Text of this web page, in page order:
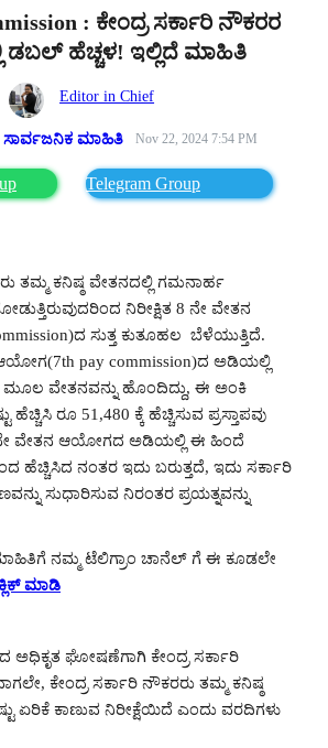
: ಕೇಂದ್ರ ಸರ್ಕಾರಿ ನೌಕರರ
ಡಬಲ್ ಹೆಚ್ಚಳ! ಇಲ್ಲಿದೆ ಮಾಹಿತಿ
Editor in Chief
ಸಾರ್ವಜನಿಕ ಮಾಹಿತಿ Nov 22, 2024 7:54 PM
Telegram Group
ತಮ್ಮ ಕನಿಷ್ಠ ವೇತನದಲ್ಲಿ ಗಮನಾರ್ಹ
ನಿರೀಕ್ಷಿತ 8 ನೇ ವೇತನ
ಸುತ್ತ ಕುತೂಹಲ ಬೆಳೆಯುತ್ತಿದೆ.
ಆಯೋಗ(7th pay commission)ದ ಅಡಿಯಲ್ಲಿ
ಮೂಲ ವೇತನವನ್ನು ಹೊಂದಿದ್ದು, ಈ ಅಂಕಿ
ಹೆಚ್ಚಿಸಿ ರೂ 51,480 ಕ್ಕೆ ಹೆಚ್ಚಿಸುವ ಪ್ರಸ್ತಾಪವು
ವೇತನ ಆಯೋಗದ ಅಡಿಯಲ್ಲಿ ಈ ಹಿಂದೆ
ಹೆಚ್ಚಿಸಿದ ನಂತರ ಇದು ಬರುತ್ತದೆ, ಇದು ಸರ್ಕಾರಿ
ಸುಧಾರಿಸುವ ನಿರಂತರ ಪ್ರಯತ್ನವನ್ನು
ನಮ್ಮ ಟೆಲಿಗ್ರಾಂ ಚಾನೆಲ್ ಗೆ ಈ ಕೂಡಲೇ
ಮಾಡಿ
ಘೋಷಣೆಗಾಗಿ ಕೇಂದ್ರ ಸರ್ಕಾರಿ
ಕೇಂದ್ರ ಸರ್ಕಾರಿ ನೌಕರರು ತಮ್ಮ ಕನಿಷ್ಠ
ಏರಿಕೆ ಕಾಣುವ ನಿರೀಕ್ಷೆಯಿದೆ ಎಂದು ವರದಿಗಳು